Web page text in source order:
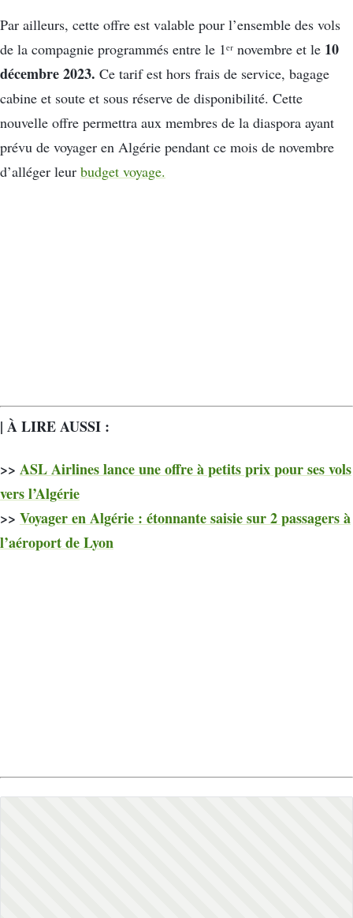
Par ailleurs, cette offre est valable pour l’ensemble des vols
de la compagnie programmés entre le 1ᵉʳ novembre et le 10
décembre 2023. Ce tarif est hors frais de service, bagage
cabine et soute et sous réserve de disponibilité. Cette
nouvelle offre permettra aux membres de la diaspora ayant
prévu de voyager en Algérie pendant ce mois de novembre
d’alléger leur budget voyage.
| À LIRE AUSSI :
>> ASL Airlines lance une offre à petits prix pour ses vols
vers l’Algérie
>> Voyager en Algérie : étonnante saisie sur 2 passagers à
l’aéroport de Lyon